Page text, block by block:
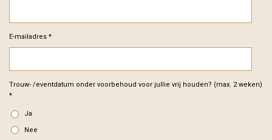
E-mailadres *
Trouw- /eventdatum onder voorbehoud voor jullie vrij houden? (max. 2 weken)
*
Ja
Nee